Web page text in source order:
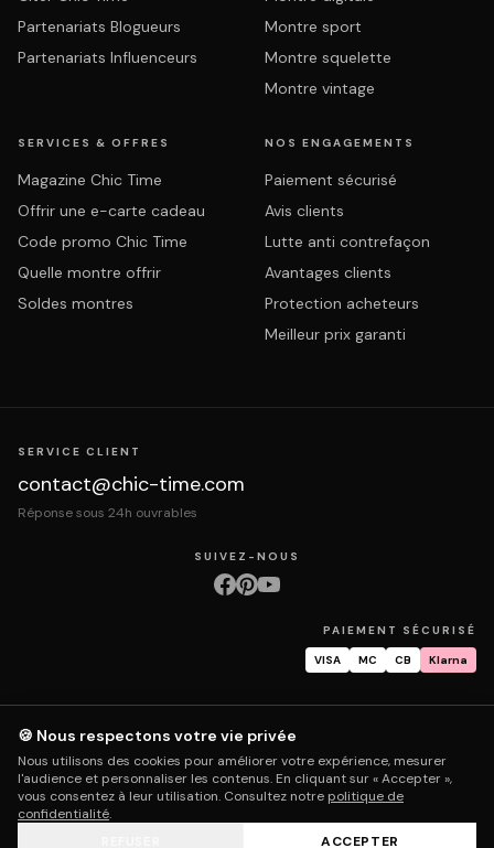
Partenariats Blogueurs
Partenariats Influenceurs
Montre sport
Montre squelette
Montre vintage
SERVICES & OFFRES
Magazine Chic Time
Offrir une e-carte cadeau
Code promo Chic Time
Quelle montre offrir
Soldes montres
NOS ENGAGEMENTS
Paiement sécurisé
Avis clients
Lutte anti contrefaçon
Avantages clients
Protection acheteurs
Meilleur prix garanti
SERVICE CLIENT
contact@chic-time.com
Réponse sous 24h ouvrables
SUIVEZ-NOUS
PAIEMENT SÉCURISÉ
VISA MC CB Klarna
À proposContactMentions légales CGVProtection des données
Retours & échangesDroit de rétractationLivraisonSuivi commande
Garantie & réparationFAQMon compte
🍪 Nous respectons votre vie privée
Nous utilisons des cookies pour améliorer votre expérience, mesurer
l'audience et personnaliser les contenus. En cliquant sur « Accepter »,
vous consentez à leur utilisation. Consultez notre politique de
confidentialité.
ACCEPTER